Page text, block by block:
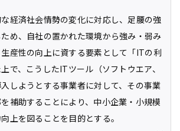
経済社会情勢の変化に対応し、足腰の強
め、自社の置かれた環境から強み・弱み
産性の向上に資する要素として「ITの利
で、こうしたITツール（ソフトウエア、
しようとする事業者に対して、その事業
補助することにより、中小企業・小規模
上を図ることを目的とする。